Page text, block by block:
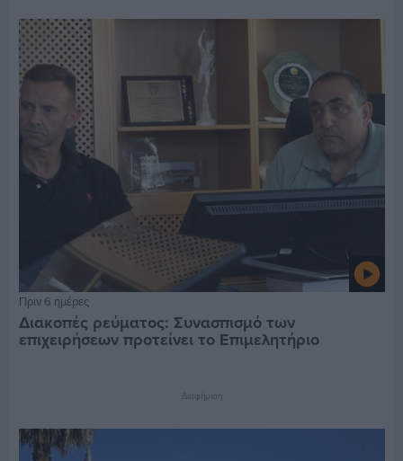
Πριν 6 ημέρες
Διακοπές ρεύματος: Συνασπισμό των
επιχειρήσεων προτείνει το Επιμελητήριο
Διαφήμιση